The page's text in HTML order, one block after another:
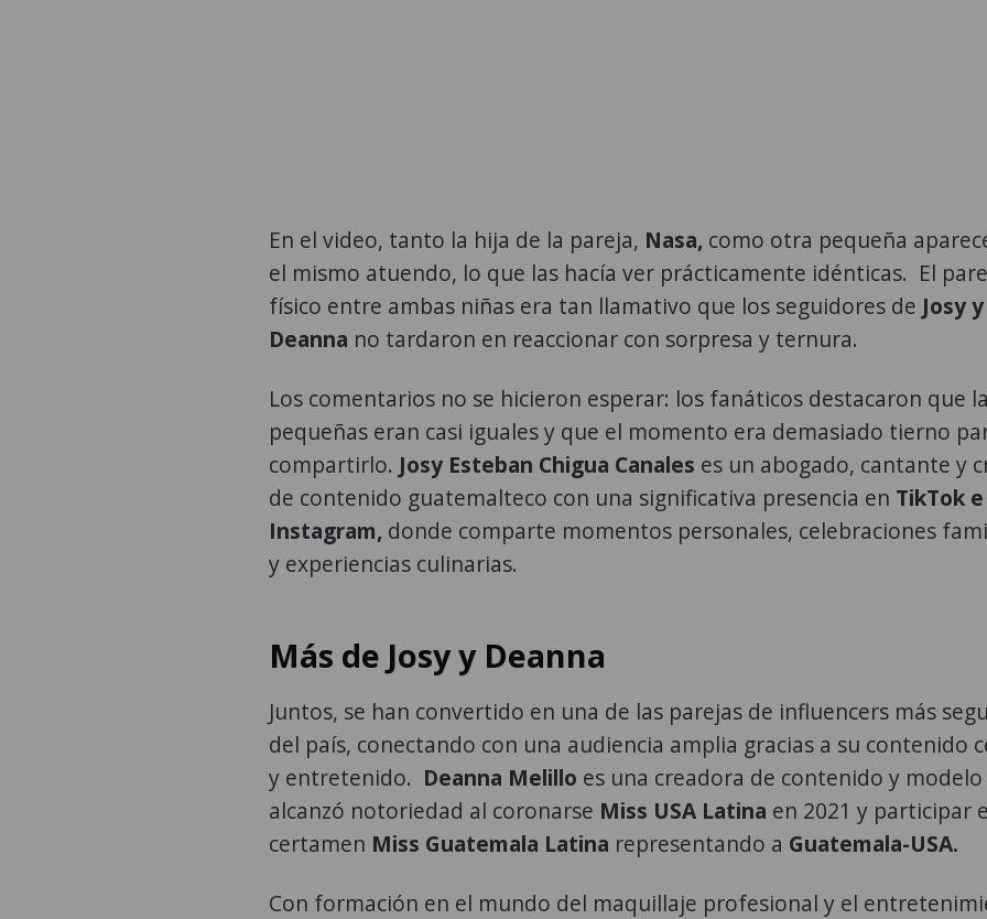
En el video, tanto la hija de la pareja, Nasa, como otra pequeña
el mismo atuendo, lo que las hacía ver prácticamente idénticas. El
físico entre ambas niñas era tan llamativo que los seguidores de Josy y
Deanna no tardaron en reaccionar con sorpresa y ternura.
Los comentarios no se hicieron esperar: los fanáticos destacaron que
pequeñas eran casi iguales y que el momento era demasiado tierno
compartirlo. Josy Esteban Chigua Canales es un abogado, cantante y
de contenido guatemalteco con una significativa presencia en TikTok e
Instagram, donde comparte momentos personales, celebraciones
y experiencias culinarias.
Más de Josy y Deanna
Juntos, se han convertido en una de las parejas de influencers más
del país, conectando con una audiencia amplia gracias a su contenido
y entretenido. Deanna Melillo es una creadora de contenido y
alcanzó notoriedad al coronarse Miss USA Latina en 2021 y participar
certamen Miss Guatemala Latina representando a Guatemala-USA.
Con formación en el mundo del maquillaje profesional y el